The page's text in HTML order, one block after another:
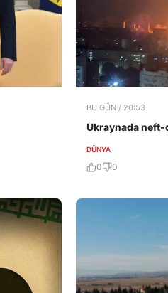
BU GÜN / 20:53
Ukraynada
DÜNYA
0 0